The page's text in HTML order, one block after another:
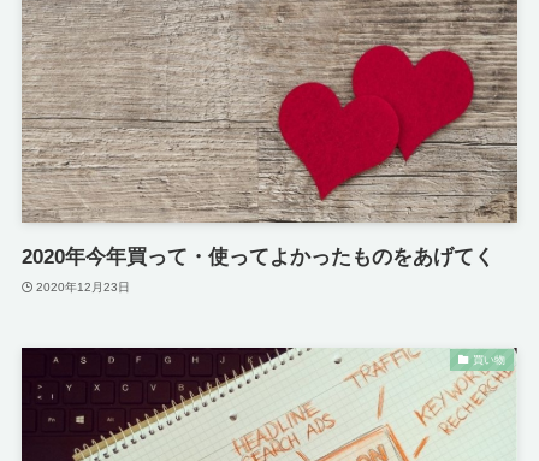
2020年今年買って・使ってよかったものをあげてく
2020年12月23日
買い物